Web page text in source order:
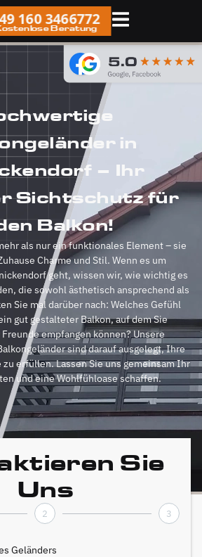
160 3466772
Beratung
in
– Ihr
Sichtschutz für
Balkon!
als nur ein funktionales Element – sie
Charme und Stil. Wenn es um
geht, wissen wir, wie wichtig es
die sowohl ästhetisch ansprechend als
Sie mal darüber nach: Welches Gefühl
gut gestalteter Balkon, auf dem Sie
empfangen können? Unsere
sind darauf ausgelegt, Ihre
erfüllen. Lassen Sie uns gemeinsam Ihr
und eine Wohlfühloase schaffen.
Sie
Uns
2 3
Geländers